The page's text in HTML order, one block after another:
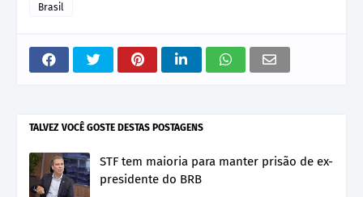
Brasil
TALVEZ VOCÊ GOSTE DESTAS POSTAGENS
STF tem maioria para manter prisão de ex-
presidente do BRB